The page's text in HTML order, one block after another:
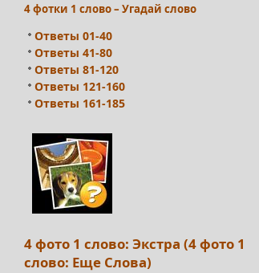
4 фотки 1 слово – Угадай слово
Ответы 01-40
Ответы 41-80
Ответы 81-120
Ответы 121-160
Ответы 161-185
4 фото 1 слово: Экстра (4 фото 1
слово: Еще Слова)